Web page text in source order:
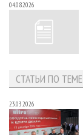
04.08.2026
СТАТЬИ ПО ТЕМЕ
23.03.2026